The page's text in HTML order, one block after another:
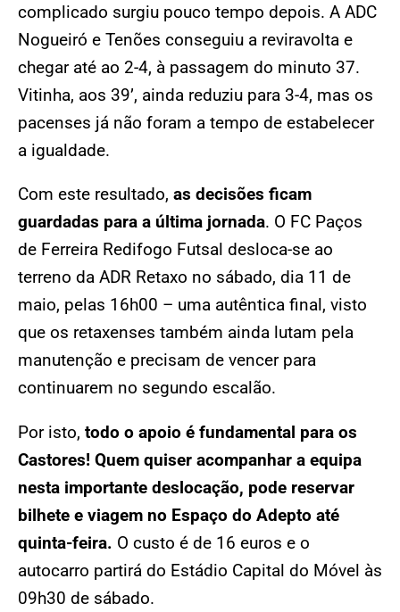
complicado surgiu pouco tempo depois. A ADC
Nogueiró e Tenões conseguiu a reviravolta e
chegar até ao 2-4, à passagem do minuto 37.
Vitinha, aos 39’, ainda reduziu para 3-4, mas os
pacenses já não foram a tempo de estabelecer
a igualdade.
Com este resultado, as decisões ficam
guardadas para a última jornada. O FC Paços
de Ferreira Redifogo Futsal desloca-se ao
terreno da ADR Retaxo no sábado, dia 11 de
maio, pelas 16h00 – uma autêntica final, visto
que os retaxenses também ainda lutam pela
manutenção e precisam de vencer para
continuarem no segundo escalão.
Por isto, todo o apoio é fundamental para os
Castores! Quem quiser acompanhar a equipa
nesta importante deslocação, pode reservar
bilhete e viagem no Espaço do Adepto até
quinta-feira. O custo é de 16 euros e o
autocarro partirá do Estádio Capital do Móvel às
09h30 de sábado.